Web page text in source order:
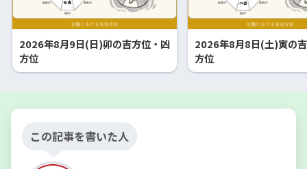
2026年8月9日(日)卯の吉方位・凶
方位
2026年8月8日(土)寅の
方位
この記事を書いた人